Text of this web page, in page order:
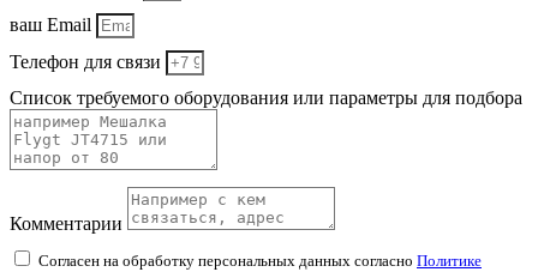
ваш Email
Телефон для связи
Список требуемого оборудования или параметры для подбора
Комментарии
Согласен на обработку персональных данных согласно Политике